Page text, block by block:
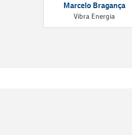
Marcelo Bragança
Vibra Energia